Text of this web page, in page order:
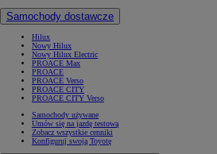
Samochody dostawcze
Hilux
Nowy Hilux
Nowy Hilux Electric
PROACE Max
PROACE
PROACE Verso
PROACE CITY
PROACE CITY Verso
Samochody używane
Umów się na jazdę testową
Zobacz wszystkie cenniki
Konfiguruj swoją Toyotę